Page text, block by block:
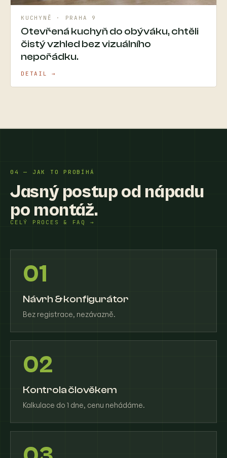
KUCHYNĚ · PRAHA 9
Otevřená kuchyň do obýváku, chtěli
čistý vzhled bez vizuálního
nepořádku.
DETAIL →
04 — JAK TO PROBÍHÁ
Jasný postup od nápadu
po montáž.
CELÝ PROCES & FAQ →
01
Návrh & konfigurátor
Bez registrace, nezávazně.
02
Kontrola člověkem
Kalkulace do 1 dne, cenu nehádáme.